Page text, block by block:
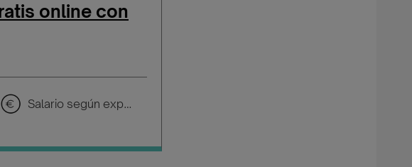
online con
Salario según experiencia